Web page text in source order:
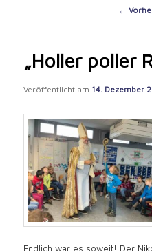
Post
←
„Holler poller
Veröffentlicht am 14. Dezember
Endlich war es soweit! Der